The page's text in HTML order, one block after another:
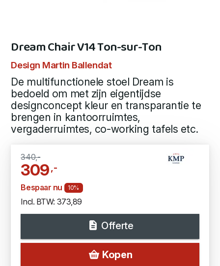
Dream Chair V14 Ton-sur-Ton
Design Martin Ballendat
De multifunctionele stoel Dream is
bedoeld om met zijn eigentijdse
designconcept kleur en transparantie te
brengen in kantoorruimtes,
vergaderruimtes, co-working tafels etc.
340,-
309,-
Bespaar nu 10%
Incl. BTW: 373,89
Offerte
Kopen